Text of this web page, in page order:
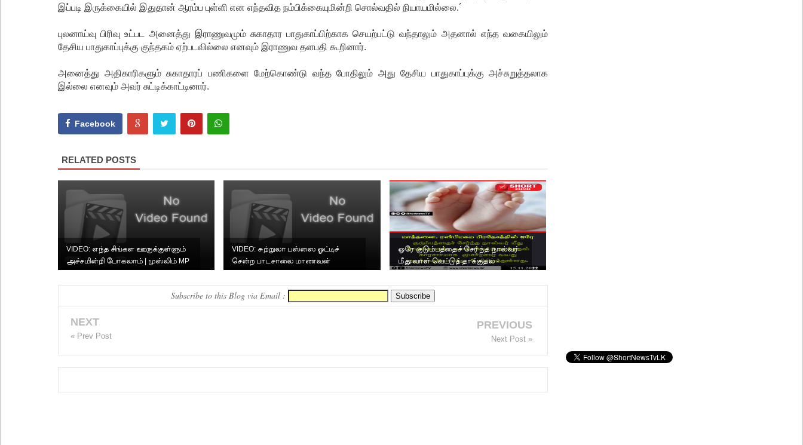
இப்படி இருக்கையில் இதுதான் ஆரம்ப புள்ளி என எந்தவித நம்பிக்கையுமின்றி சொல்வதில் நியாயமில்லை.´
புலனாய்வு பிரிவு உட்பட அனைத்து இராணுவமும் சுகாதார பாதுகாப்பிற்காக செயற்பட்டு வந்தாலும் அதனால் எந்த வகையிலும்
தேசிய பாதுகாப்புக்கு குந்தகம் ஏற்படவில்லை எனவும் இராணுவ தளபதி கூறினார்.
அனைத்து அதிகாரிகளும் சுகாதாரப் பணிகளை மேற்கொண்டு வந்த போதிலும் அது தேசிய பாதுகாப்புக்கு அச்சுறுத்தலாக
இல்லை எனவும் அவர் சுட்டிக்காட்டினார்.
Facebook
RELATED POSTS
VIDEO: எந்த சிங்கள ஊருக்குள்ளும்
அச்சமின்றி போகலாம் | முஸ்லிம் MP
VIDEO: சுற்றுலா பஸ்ஸை ஓட்டிச்
சென்ற பாடசாலை மாணவன்
ஒரே குடும்பத்தைச் சேர்ந்த நால்வர்
மீது வாள் வெட்டுத் தாக்குதல் -
Subscribe to this Blog via Email :
NEXT
« Prev Post
PREVIOUS
Next Post »